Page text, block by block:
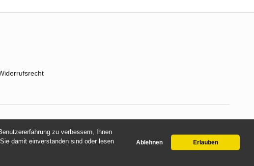
zu verbessern, Ihnen
damit einverstanden sind oder lesen
Ablehnen Erlauben